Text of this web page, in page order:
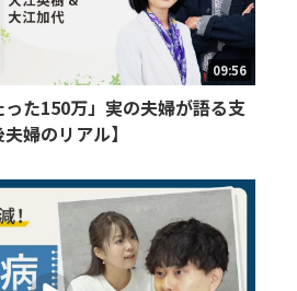
09:56
った150万」実の夫婦が語る支
婦のリアル】